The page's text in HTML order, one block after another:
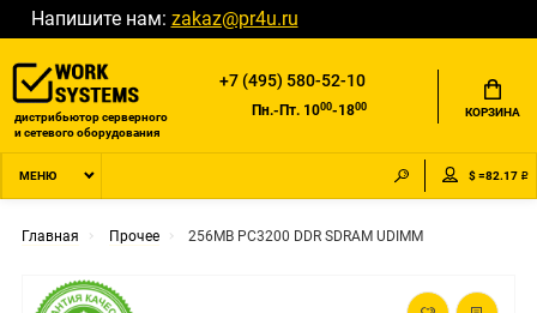
Напишите нам: zakaz@pr4u.ru
дистрибьютор серверного
и сетевого оборудования
+7 (495) 580-52-10
Пн.-Пт. 1000-1800 КОРЗИНА
МЕНЮ $ =82.17 ₽
Главная Прочее 256MB PC3200 DDR SDRAM UDIMM